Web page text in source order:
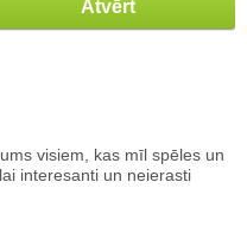
Atvērt
visiem, kas mīl spēles un
interesanti un neierasti